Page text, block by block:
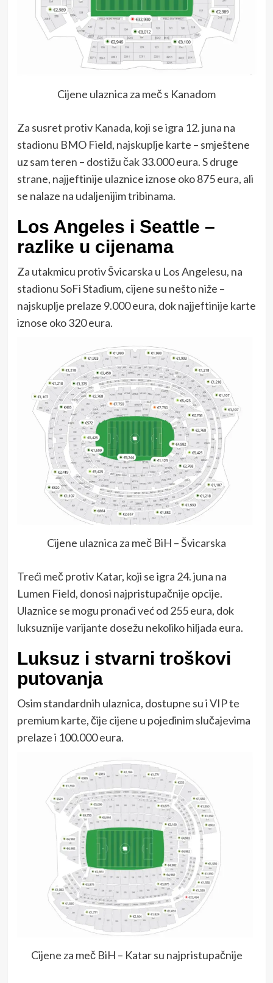
Cijene ulaznica za meč s Kanadom
Za susret protiv Kanada, koji se igra 12. juna na
stadionu BMO Field, najskuplje karte – smještene
uz sam teren – dostižu čak 33.000 eura. S druge
strane, najjeftinije ulaznice iznose oko 875 eura, ali
se nalaze na udaljenijim tribinama.
Los Angeles i Seattle –
razlike u cijenama
Za utakmicu protivŠvicarska u Los Angelesu, na
stadionuSoFi Stadium, cijene su nešto niže –
najskuplje prelaze 9.000 eura, dok najjeftinije karte
iznose oko 320 eura.
Cijene ulaznica za meč BiH – Švicarska
Treći meč protiv Katar, koji se igra 24. juna na
Lumen Field, donosi najpristupačnije opcije.
Ulaznice se mogu pronaći već od 255 eura, dok
luksuznije varijante dosežu nekoliko hiljada eura.
Luksuz i stvarni troškovi
putovanja
Osim standardnih ulaznica, dostupne su i VIP te
premium karte, čije cijene u pojedinim slučajevima
prelaze i 100.000 eura.
Cijene za meč BiH – Katar su najpristupačnije